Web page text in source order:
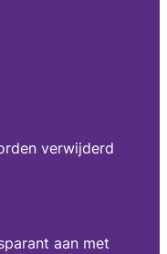
verwijderd
aan met